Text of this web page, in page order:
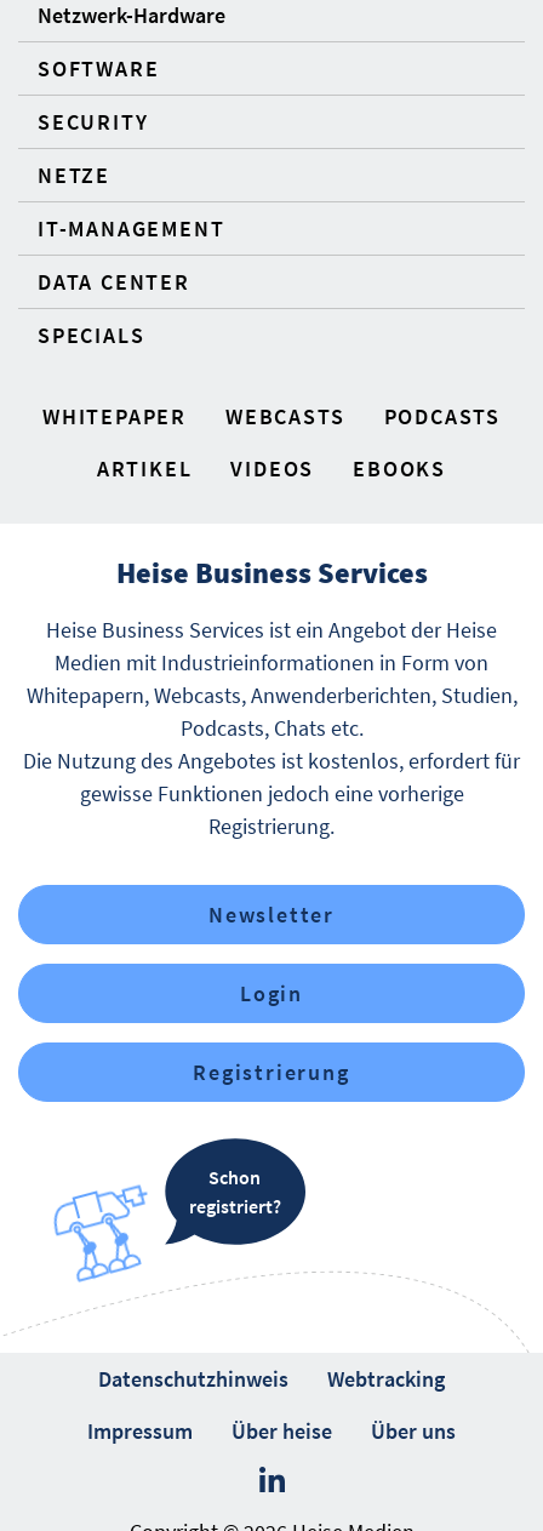
Netzwerk-Hardware
SOFTWARE
SECURITY
NETZE
IT-MANAGEMENT
DATA CENTER
SPECIALS
WHITEPAPER WEBCASTS
PODCASTS
ARTIKEL
VIDEOS EBOOKS
Heise Business Services
Heise Business Services ist ein Angebot der Heise
Medien mit Industrieinformationen in Form von
Whitepapern, Webcasts, Anwenderberichten, Studien,
Podcasts, Chats etc.
Die Nutzung des Angebotes ist kostenlos, erfordert für
gewisse Funktionen jedoch eine vorherige
Registrierung.
Newsletter
Login
Registrierung
Schon
registriert?
Datenschutzhinweis
Webtracking
Impressum
Über heise Über uns